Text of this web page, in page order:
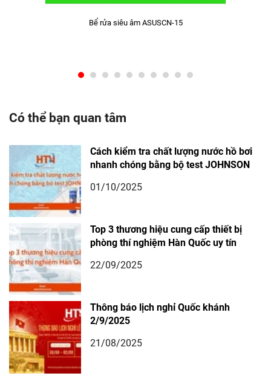
Bể rửa siêu âm ASUSCN-15
Có thể bạn quan tâm
Cách kiểm tra chất lượng nước hồ bơi
nhanh chóng bằng bộ test JOHNSON
01/10/2025
Top 3 thương hiệu cung cấp thiết bị
phòng thí nghiệm Hàn Quốc uy tín
22/09/2025
Thông báo lịch nghỉ Quốc khánh
2/9/2025
21/08/2025